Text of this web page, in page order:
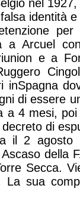
nel
identità
per
a Arcuel
e a
inSpagna
di essere
a 4 mesi,
di
il 2 agosto
della
Secca.
sua